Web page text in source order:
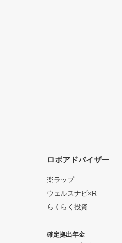
ロボアドバイザー
楽ラップ
ウェルスナビ×R
らくらく投資
確定拠出年金